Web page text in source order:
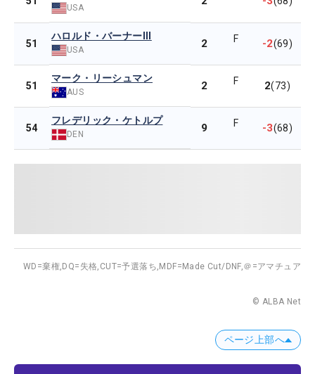
USA
51
ハロルド・バーナーIII
USA 2 F -2(69)
51
マーク・リーシュマン
AUS 2 F 2(73)
54
フレデリック・ケトルプ
DEN 9 F -3(68)
WD=棄権, DQ=失格, CUT=予選落ち, MDF=Made Cut/DNF,＠=アマチュア
© ALBA Net
ページ上部へ